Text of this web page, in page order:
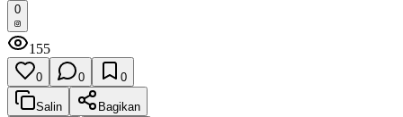
0
155
0 0 0
Salin
Bagikan